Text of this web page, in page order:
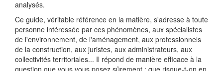
analysés.
Ce guide, véritable référence en la matière, s'adresse à toute
personne intéressée par ces phénomènes, aux spécialistes
de l'environnement, de l'aménagement, aux professionnels
de la construction, aux juristes, aux administrateurs, aux
collectivités territoriales... Il répond de manière efficace à la
question que vous vous posez sûrement : que risque-t-on en